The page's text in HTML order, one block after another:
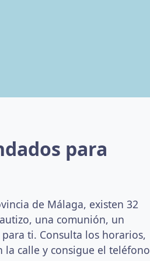
para
de Málaga, existen 32
una comunión, un
ti. Consulta los horarios,
la calle y consigue el teléfono